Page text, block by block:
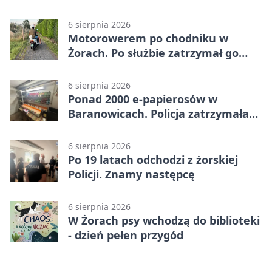
6 sierpnia 2026
Motorowerem po chodniku w
Żorach. Po służbie zatrzymał go
6 sierpnia 2026
Ponad 2000 e-papierosów w
Baranowicach. Policja zatrzymała
6 sierpnia 2026
Po 19 latach odchodzi z żorskiej
Policji. Znamy następcę
6 sierpnia 2026
W Żorach psy wchodzą do biblioteki
- dzień pełen przygód